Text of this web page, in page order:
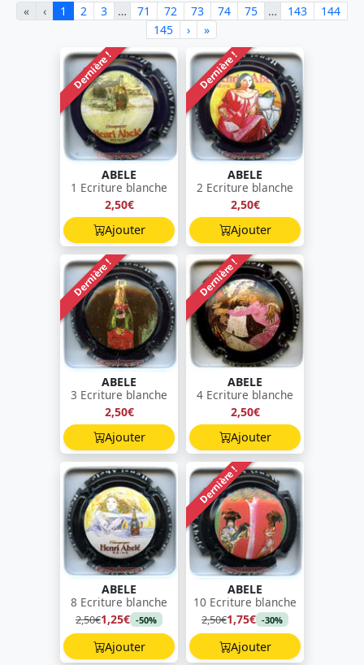
« ‹ 1 2 3 … 71 72 73 74 75 … 143
144
145
› »
Dernière !
ABELE
1 Ecriture blanche
2,50€
Ajouter
Dernière !
ABELE
2 Ecriture blanche
2,50€
Ajouter
Dernière !
ABELE
3 Ecriture blanche
2,50€
Ajouter
Dernière !
ABELE
4 Ecriture blanche
2,50€
Ajouter
ABELE
8 Ecriture blanche
2,50€1,25€ -50%
Ajouter
Dernière !
ABELE
10 Ecriture blanche
2,50€1,75€ -30%
Ajouter